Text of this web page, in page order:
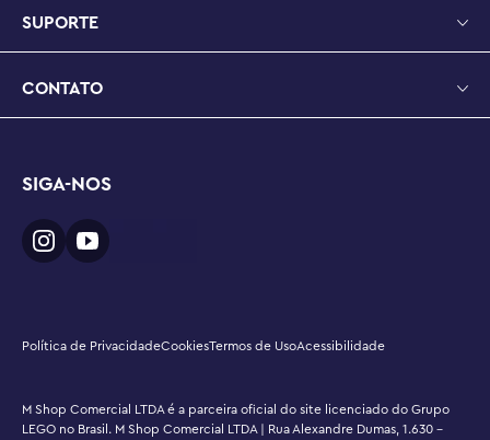
SUPORTE
CONTATO
SIGA-NOS
Política de PrivacidadeCookiesTermos de UsoAcessibilidade
M Shop Comercial LTDA é a parceira oficial do site licenciado do Grupo
LEGO no Brasil. M Shop Comercial LTDA | Rua Alexandre Dumas, 1.630 -